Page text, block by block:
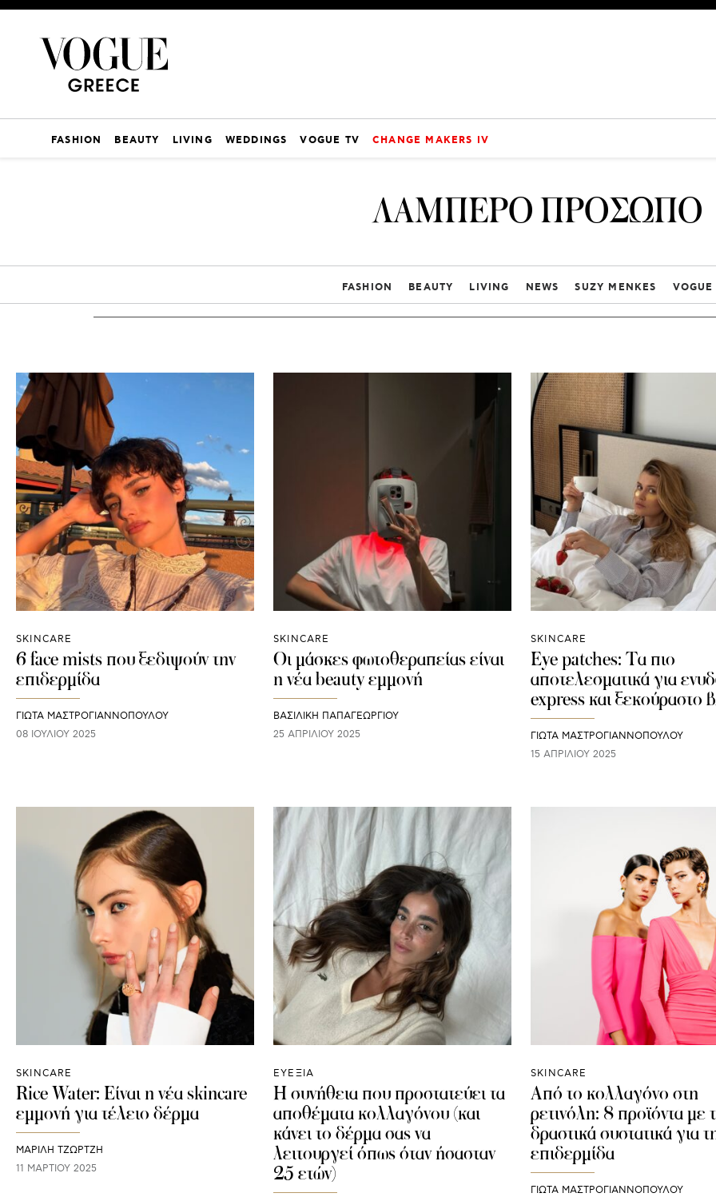
FASHION BEAUTY LIVING WEDDINGS VOGUE TV CHANGE MAKERS IV
ΛΑΜΠΕΡΟ ΠΡΟΣΩΠΟ
FASHION BEAUTY LIVING NEWS SUZY MENKES
SKINCARE
6 face mists που ξεδιψούν την
επιδερμίδα
ΓΙΩΤΑ ΜΑΣΤΡΟΓΙΑΝΝΟΠΟΥΛΟΥ
08 ΙΟΥΛΊΟΥ 2025
SKINCARE
Οι μάσκες φωτοθεραπείας είναι
η νέα beauty εμμονή
ΒΑΣΙΛΙΚΗ ΠΑΠΑΓΕΩΡΓΙΟΥ
25 ΑΠΡΙΛΊΟΥ 2025
SKINCARE
Eye patches: Τα πιο
αποτελεσματικά για
express και ξεκούραστο
ΓΙΩΤΑ ΜΑΣΤΡΟΓΙΑΝΝΟΠΟΥΛΟΥ
15 ΑΠΡΙΛΊΟΥ 2025
SKINCARE
Rice Water: Είναι η νέα skincare
εμμονή για τέλειο δέρμα
ΜΑΡΊΛΗ ΤΖΏΡΤΖΗ
11 ΜΑΡΤΊΟΥ 2025
ΕΥΕΞΙΑ
Η συνήθεια που προστατεύει τα
αποθέματα κολλαγόνου (και
κάνει το δέρμα σας να
λειτουργεί όπως όταν ήσασταν
25 ετών)
SKINCARE
Από το κολλαγόνο στη
ρετινόλη: 8 προϊόντα με
δραστικά συστατικά για
επιδερμίδα
ΓΙΩΤΑ ΜΑΣΤΡΟΓΙΑΝΝΟΠΟΥΛΟΥ